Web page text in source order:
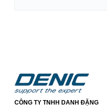
CÔNG TY TNHH DANH ĐẶNG